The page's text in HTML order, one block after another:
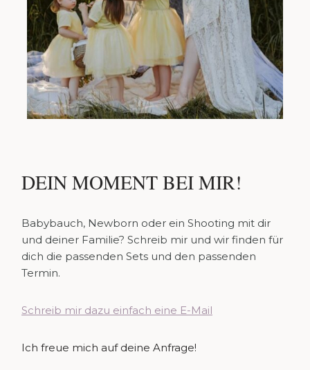
DEIN MOMENT BEI MIR!
Babybauch, Newborn oder ein Shooting mit dir
und deiner Familie? Schreib mir und wir finden für
dich die passenden Sets und den passenden
Termin.
Schreib mir dazu einfach eine E-Mail
Ich freue mich auf deine Anfrage!